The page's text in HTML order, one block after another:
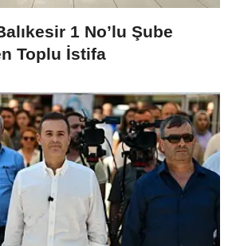
1 No’lu Şube
Toplu İstifa